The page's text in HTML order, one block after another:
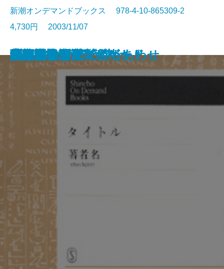
六合目の仇討
都市の遺言
幼年時代
血まみれの野獣
男たちの好日
氷原・非情のブリザード
ブラック・ジャパン
現代語訳 とわずがたり
妻と女の間(上)
妻と女の間(下)
新潮オンデマンドブックス 978-4-10-865309-2
4,730円 2003/11/07
蜜蜂乱舞
幸福村
脳は語らず
世阿彌
結婚しません
ブックストアで待ちあわせ
五味康祐 音楽巡礼
私の文学漂流
暗い旅
大人の会話